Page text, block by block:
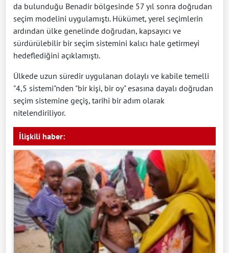
da bulunduğu Benadir bölgesinde 57 yıl sonra doğrudan
seçim modelini uygulamıştı. Hükümet, yerel seçimlerin
ardından ülke genelinde doğrudan, kapsayıcı ve
sürdürülebilir bir seçim sistemini kalıcı hale getirmeyi
hedeflediğini açıklamıştı.
Ülkede uzun süredir uygulanan dolaylı ve kabile temelli
"4,5 sistemi"nden "bir kişi, bir oy" esasına dayalı doğrudan
seçim sistemine geçiş, tarihi bir adım olarak
nitelendiriliyor.
İlişkili haber: